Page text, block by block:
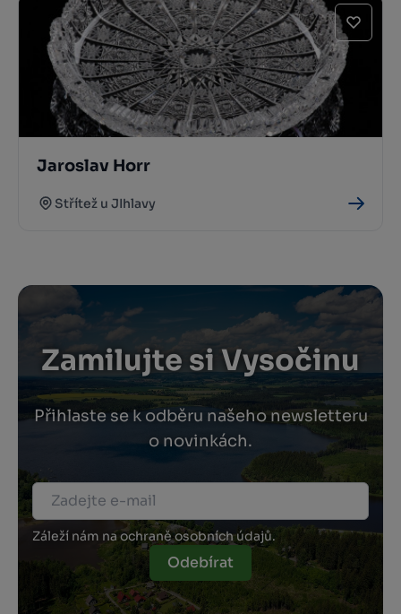
Jaroslav Horr
Střítež u JIhlavy
Zamilujte si Vysočinu
Přihlaste se k odběru našeho newsletteru
o novinkách.
Záleží nám na ochraně osobních údajů.
Odebírat